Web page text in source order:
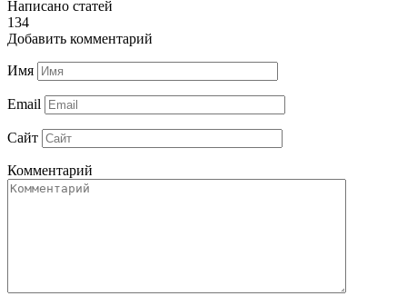
Написано статей
134
Добавить комментарий
Имя
Email
Сайт
Комментарий